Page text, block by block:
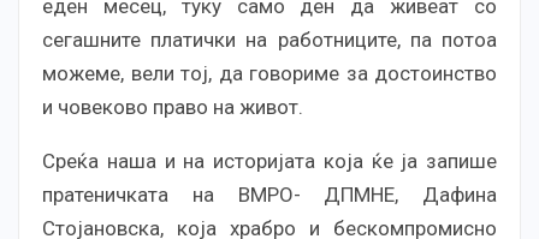
еден месец, туку само ден да живеат со
сегашните платички на работниците, па потоа
можеме, вели тој, да говориме за достоинство
и човеково право на живот.
Среќа наша и на историјата која ќе ја запише
пратеничката на ВМРО- ДПМНЕ, Дафина
Стојановска, која храбро и бескомпромисно